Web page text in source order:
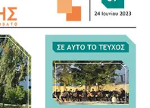
του ΔΙΚΕΠΑΖ,
απαραίτητη κτηνιατρική
τα εγκαύματά του
για να ανακουφίσουν